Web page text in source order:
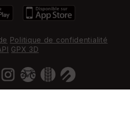
Politique de confidentialité
GPX 3D